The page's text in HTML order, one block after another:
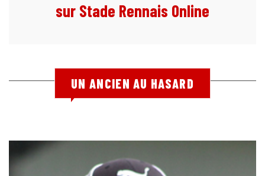
sur Stade Rennais Online
UN ANCIEN AU HASARD